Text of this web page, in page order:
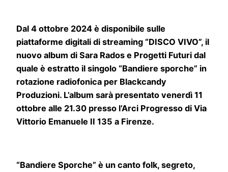
Dal 4 ottobre 2024 è disponibile sulle
piattaforme digitali di streaming “DISCO VIVO”, il
nuovo album di Sara Rados e Progetti Futuri dal
quale è estratto il singolo “Bandiere sporche” in
rotazione radiofonica per Blackcandy
Produzioni. L’album sarà presentato venerdì 11
ottobre alle 21.30 presso l’Arci Progresso di Via
Vittorio Emanuele II 135 a Firenze.
“Bandiere Sporche” è un canto folk, segreto,